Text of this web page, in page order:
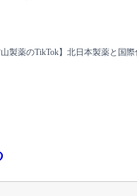
山製薬のTikTok】北日本製薬と国